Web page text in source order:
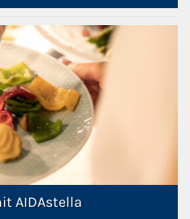
AIDAstella